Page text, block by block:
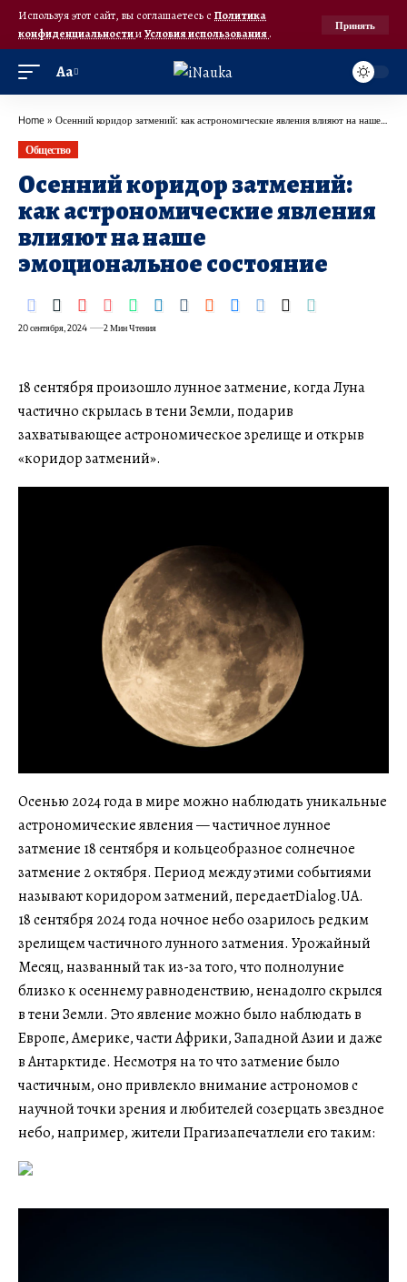
Используя этот сайт, вы соглашаетесь с Политика
конфиденциальностииУсловия использования.
Принять
Аа
Home » Осенний коридор затмений: как астрономические явления влияют на наше эмоциональное состояние
Общество
Осенний коридор затмений:
как астрономические явления
влияют на наше
эмоциональное состояние
20 сентября, 2024 2 Мин Чтения
18 сентября произошло лунное затмение, когда Луна
частично скрылась в тени Земли, подарив
захватывающее астрономическое зрелище и открыв
«коридор затмений».
Осенью 2024 года в мире можно наблюдать уникальные
астрономические явления — частичное лунное
затмение 18 сентября и кольцеобразное солнечное
затмение 2 октября. Период между этими событиями
называют коридором затмений, передаетDialog.UA.
18 сентября 2024 года ночное небо озарилось редким
зрелищем частичного лунного затмения. Урожайный
Месяц, названный так из-за того, что полнолуние
близко к осеннему равноденствию, ненадолго скрылся
в тени Земли. Это явление можно было наблюдать в
Европе, Америке, части Африки, Западной Азии и даже
в Антарктиде. Несмотря на то что затмение было
частичным, оно привлекло внимание астрономов с
научной точки зрения и любителей созерцать звездное
небо, например, жители Прагизапечатлели его таким: